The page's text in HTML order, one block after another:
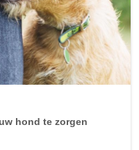
hond te zorgen